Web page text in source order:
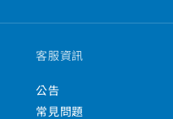
客服資訊
公告
常見問題